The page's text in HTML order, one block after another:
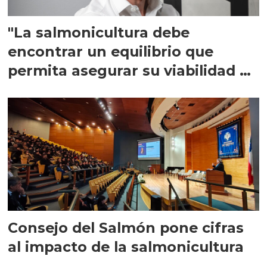
"La salmonicultura debe
encontrar un equilibrio que
permita asegurar su viabilidad de
Consejo del Salmón pone cifras
al impacto de la salmonicultura